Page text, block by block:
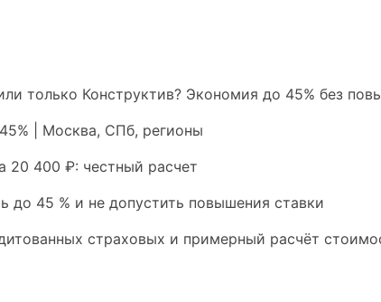
только Конструктив? Экономия до 45% без
| Москва, СПб, регионы
20 400 ₽: честный расчет
до 45 % и не допустить повышения ставки
страховых и примерный расчёт